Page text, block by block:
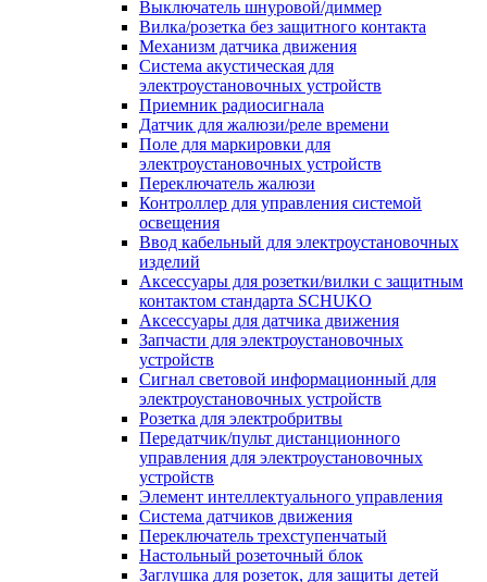
Выключатель шнуровой/диммер
Вилка/розетка без защитного контакта
Механизм датчика движения
Система акустическая для
электроустановочных устройств
Приемник радиосигнала
Датчик для жалюзи/реле времени
Поле для маркировки для
электроустановочных устройств
Переключатель жалюзи
Контроллер для управления системой
освещения
Ввод кабельный для электроустановочных
изделий
Аксессуары для розетки/вилки с защитным
контактом стандарта SCHUKO
Аксессуары для датчика движения
Запчасти для электроустановочных
устройств
Сигнал световой информационный для
электроустановочных устройств
Розетка для электробритвы
Передатчик/пульт дистанционного
управления для электроустановочных
устройств
Элемент интеллектуального управления
Система датчиков движения
Переключатель трехступенчатый
Настольный розеточный блок
Заглушка для розеток, для защиты детей